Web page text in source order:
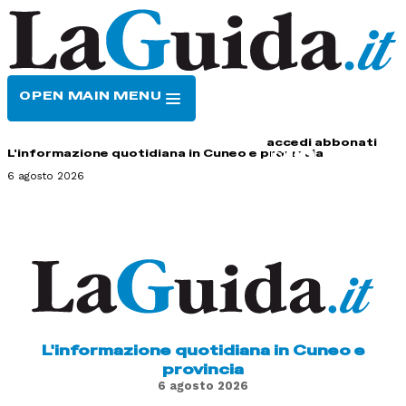
OPEN MAIN MENU
accedi abbonati
L'informazione quotidiana in Cuneo e provincia
6 agosto 2026
L'informazione quotidiana in Cuneo e
provincia
6 agosto 2026